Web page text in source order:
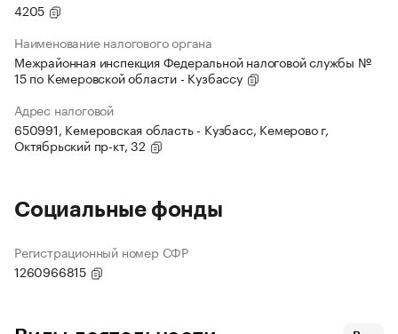
4205
Наименование налогового органа
Межрайонная инспекция Федеральной налоговой службы №
15 по Кемеровской области - Кузбассу
Адрес налоговой
650991, Кемеровская область - Кузбасс, Кемерово г,
Октябрьский пр-кт, 32
Социальные фонды
Регистрационный номер СФР
1260966815